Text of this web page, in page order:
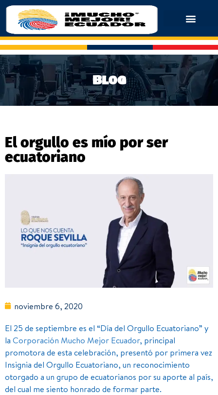
Blog
El orgullo es mío por ser
ecuatoriano
noviembre 6, 2020
El 25 de septiembre es el “Día del Orgullo Ecuatoriano” y
la Corporación Mucho Mejor Ecuador, principal
promotora de esta celebración, presentó por primera vez
Insignia del Orgullo Ecuatoriano, un reconocimiento
otorgado a un grupo de ecuatorianos por su aporte al país,
del cual me siento honrado de formar parte.